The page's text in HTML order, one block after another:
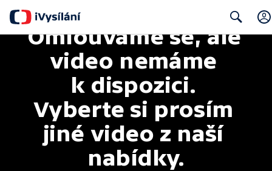
Search
Omlouváme se, ale
video nemáme
k dispozici.
Vyberte si prosím
jiné video z naší
nabídky.